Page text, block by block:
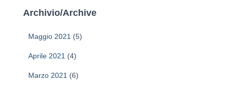
Archivio/Archive
Maggio 2021 (5)
Aprile 2021 (4)
Marzo 2021 (6)